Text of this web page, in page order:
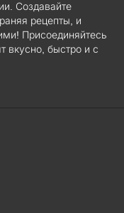
Создавайте
рецепты, и
Присоединяйтесь
вкусно, быстро и с